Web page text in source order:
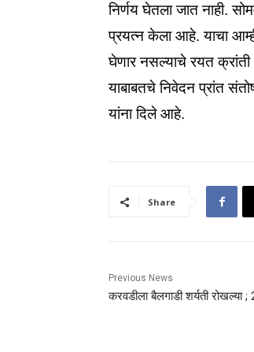
निर्णय घेतला जात नाही.
प्रयत्न केला आहे. याचा
घेणार नसल्याचे रयत
याबाबतचे निवेदन प्रांत
यांना दिले आहे.
Share
Previous News
करवडीला बैलगाडी शर्यती रोखल्या ;